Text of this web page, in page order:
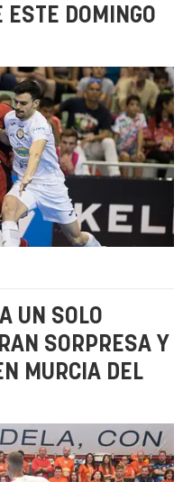
DOMINGO
UN SOLO
SORPRESA Y
MURCIA DEL